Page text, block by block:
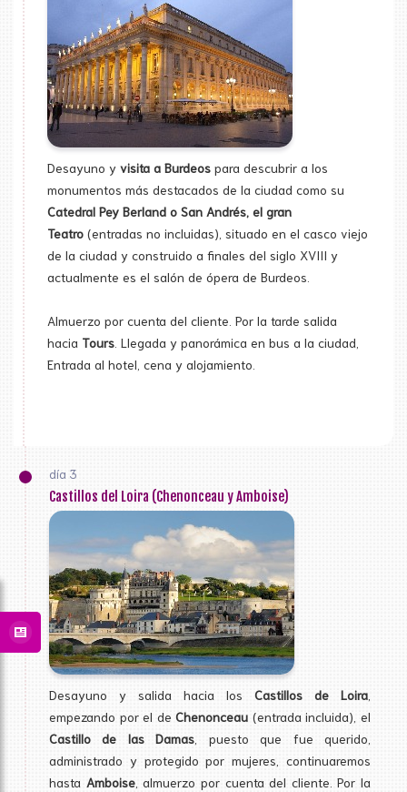
Desayuno y visita a Burdeos para descubrir a los
monumentos más destacados de la ciudad como su
Catedral Pey Berland o San Andrés, el gran
Teatro (entradas no incluidas), situado en el casco viejo
de la ciudad y construido a finales del siglo XVIII y
actualmente es el salón de ópera de Burdeos.
Almuerzo por cuenta del cliente. Por la tarde salida
hacia Tours . Llegada y panorámica en bus a la ciudad,
Entrada al hotel, cena y alojamiento.
día 3
Castillos del Loira (Chenonceau y Amboise)
Desayuno y salida hacia los Castillos de Loira
empezando por el deChenonceau (entrada incluida), el
Castillo de las Damas , puesto que fue querido,
administrado y protegido por mujeres, continuaremos
hasta Amboise, almuerzo por cuenta del cliente. Por la